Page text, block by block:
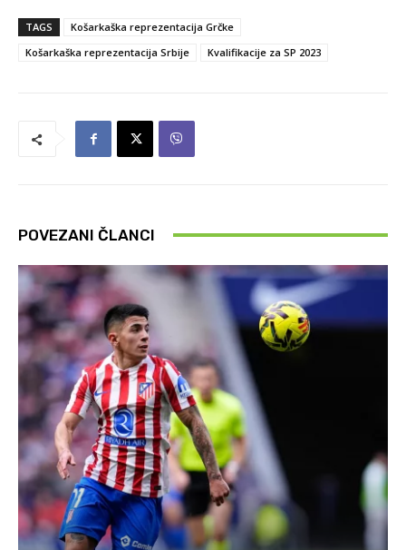
TAGS
Košarkaška reprezentacija Grčke
Košarkaška reprezentacija Srbije
Kvalifikacije za SP 2023
POVEZANI ČLANCI